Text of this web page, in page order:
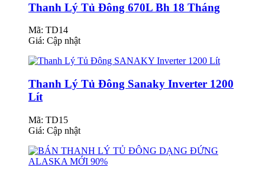
Thanh Lý Tủ Đông 670L Bh 18 Tháng
Mã: TD14
Giá: Cập nhật
Thanh Lý Tủ Đông Sanaky Inverter 1200
Lít
Mã: TD15
Giá: Cập nhật